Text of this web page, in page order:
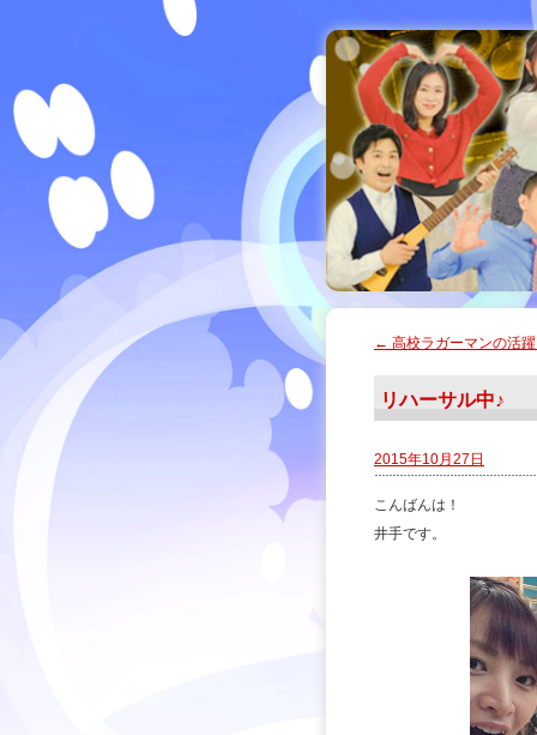
← 高校ラガーマンの活躍
リハーサル中♪
2015年10月27日
こんばんは！
井手です。